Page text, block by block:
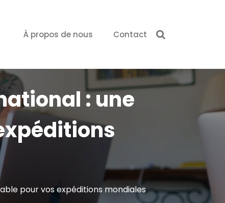
À propos de nous Contact
: une
pour vos expéditions mondiales